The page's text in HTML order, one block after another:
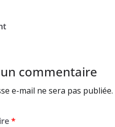
commentaire
e-mail ne sera pas publiée.
*